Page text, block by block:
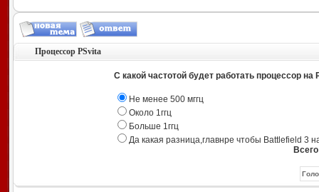
Процессор PSvita
С какой частотой будет работать процессор на
Не менее 500 мггц
Около 1ггц
Больше 1ггц
Да какая разница,главнре чтобы Battlefield 3